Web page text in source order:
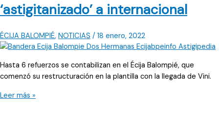
‘astigitanizado’ a internacional
ÉCIJA BALOMPIÉ, NOTICIAS / 18 enero, 2022
Hasta 6 refuerzos se contabilizan en el Écija Balompié, que
comenzó su restructuración en la plantilla con la llegada de Vini.
El
Leer más »